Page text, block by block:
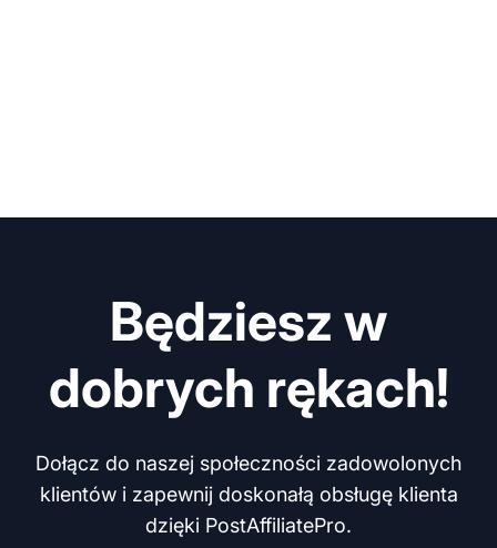
Będziesz w
dobrych rękach!
Dołącz do naszej społeczności zadowolonych
klientów i zapewnij doskonałą obsługę klienta
dzięki PostAffiliatePro.